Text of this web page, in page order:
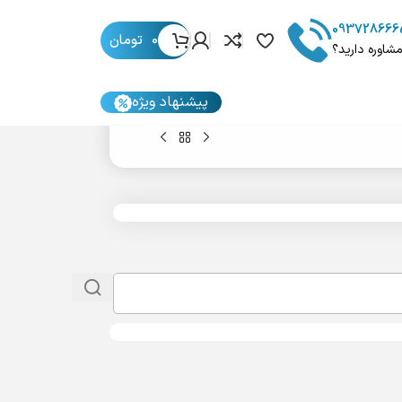
دارید؟
0 تومان
پیشنهاد ویژه